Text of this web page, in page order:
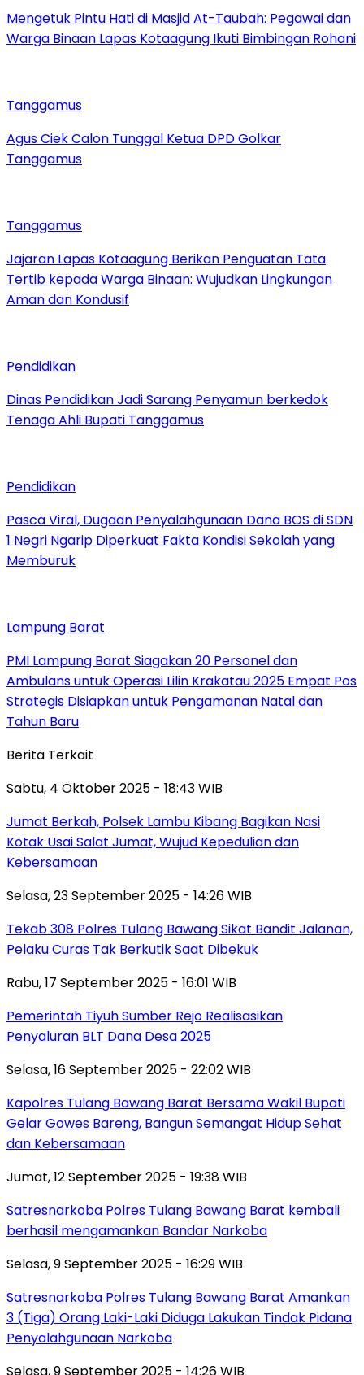
Mengetuk Pintu Hati di Masjid At-Taubah: Pegawai dan
Warga Binaan Lapas Kotaagung Ikuti Bimbingan Rohani
Tanggamus
Agus Ciek Calon Tunggal Ketua DPD Golkar
Tanggamus
Tanggamus
Jajaran Lapas Kotaagung Berikan Penguatan Tata
Tertib kepada Warga Binaan: Wujudkan Lingkungan
Aman dan Kondusif
Pendidikan
Dinas Pendidikan Jadi Sarang Penyamun berkedok
Tenaga Ahli Bupati Tanggamus
Pendidikan
Pasca Viral, Dugaan Penyalahgunaan Dana BOS di SDN
1 Negri Ngarip Diperkuat Fakta Kondisi Sekolah yang
Memburuk
Lampung Barat
PMI Lampung Barat Siagakan 20 Personel dan
Ambulans untuk Operasi Lilin Krakatau 2025 Empat Pos
Strategis Disiapkan untuk Pengamanan Natal dan
Tahun Baru
Berita Terkait
Sabtu, 4 Oktober 2025 - 18:43 WIB
Jumat Berkah, Polsek Lambu Kibang Bagikan Nasi
Kotak Usai Salat Jumat, Wujud Kepedulian dan
Kebersamaan
Selasa, 23 September 2025 - 14:26 WIB
Tekab 308 Polres Tulang Bawang Sikat Bandit Jalanan,
Pelaku Curas Tak Berkutik Saat Dibekuk
Rabu, 17 September 2025 - 16:01 WIB
Pemerintah Tiyuh Sumber Rejo Realisasikan
Penyaluran BLT Dana Desa 2025
Selasa, 16 September 2025 - 22:02 WIB
Kapolres Tulang Bawang Barat Bersama Wakil Bupati
Gelar Gowes Bareng, Bangun Semangat Hidup Sehat
dan Kebersamaan
Jumat, 12 September 2025 - 19:38 WIB
Satresnarkoba Polres Tulang Bawang Barat kembali
berhasil mengamankan Bandar Narkoba
Selasa, 9 September 2025 - 16:29 WIB
Satresnarkoba Polres Tulang Bawang Barat Amankan
3 (Tiga) Orang Laki-Laki Diduga Lakukan Tindak Pidana
Penyalahgunaan Narkoba
Selasa, 9 September 2025 - 14:26 WIB